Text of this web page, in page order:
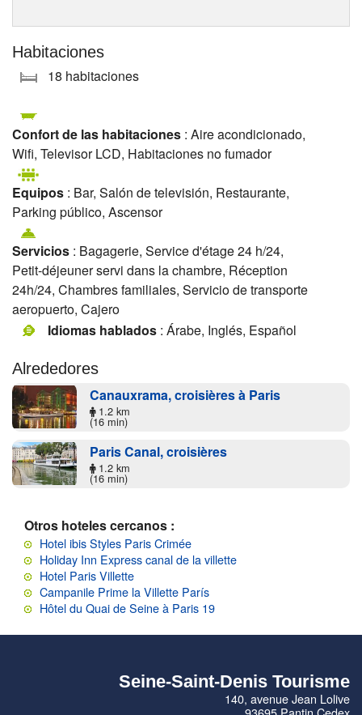
Habitaciones
18 habitaciones
Confort de las habitaciones : Aire acondicionado,
Wifi, Televisor LCD, Habitaciones no fumador
Equipos : Bar, Salón de televisión, Restaurante,
Parking público, Ascensor
Servicios : Bagagerie, Service d'étage 24 h/24,
Petit-déjeuner servi dans la chambre, Réception
24h/24, Chambres familiales, Servicio de transporte
aeropuerto, Cajero
Idiomas hablados : Árabe, Inglés, Español
Alrededores
Canauxrama, croisières à Paris
1.2 km
(16 min)
Paris Canal, croisières
1.2 km
(16 min)
Otros hoteles cercanos :
Hotel ibis Styles Paris Crimée
Holiday Inn Express canal de la villette
Hotel Paris Villette
Campanile Prime la Villette París
Hôtel du Quai de Seine à Paris 19
Seine-Saint-Denis Tourisme
140, avenue Jean Lolive